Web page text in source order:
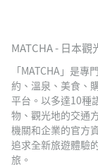
MATCHA - 日本
「MATCHA」是
約、溫泉、美食、
平台。以多達10種
物、觀光地的交通
機關和企業的官方
追求全新旅遊體驗
旅。